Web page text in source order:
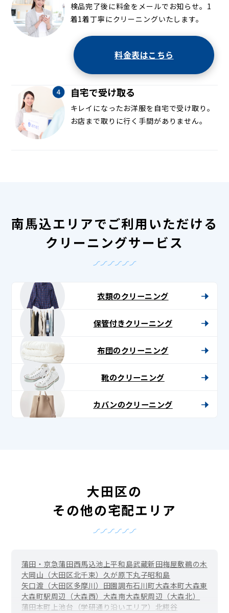
検品完了後に料金をメールでお知らせ。1
着1着丁寧にクリーニングいたします。
料金表はこちら
自宅で受け取る
キレイになったお洋服を自宅で受け取り。
お店まで取りに行く手間がありません。
南馬込エリアでご利用いただける
クリーニングサービス
衣類のクリーニング
保管付きクリーニング
布団のクリーニング
靴のクリーニング
カバンのクリーニング
大田区の
その他の宅配エリア
蒲田・京急蒲田西馬込池上平和島武蔵新田梅屋敷鵜の木
大岡山（大田区北千束） 久が原下丸子昭和島
矢口渡（大田区多摩川） 田園調布石川町大森本町大森東
大森町駅周辺（大森西） 大森南大森駅周辺（大森北）
蒲田本町上池台（学研通り沿いエリア） 北糀谷